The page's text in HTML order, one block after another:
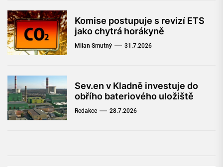
Komise postupuje s revizí ETS
jako chytrá horákyně
Milan Smutný 31.7.2026
Sev.en v Kladně investuje do
obřího bateriového uložiště
Redakce 28.7.2026